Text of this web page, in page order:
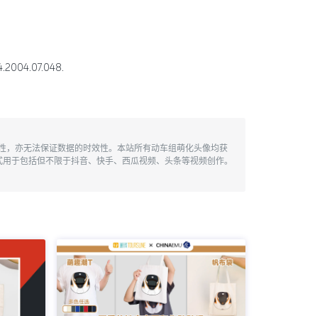
，亦无法保证数据的时效性。本站所有动车组萌化头像均获
于包括但不限于抖音、快手、西瓜视频、头条等视频创作。